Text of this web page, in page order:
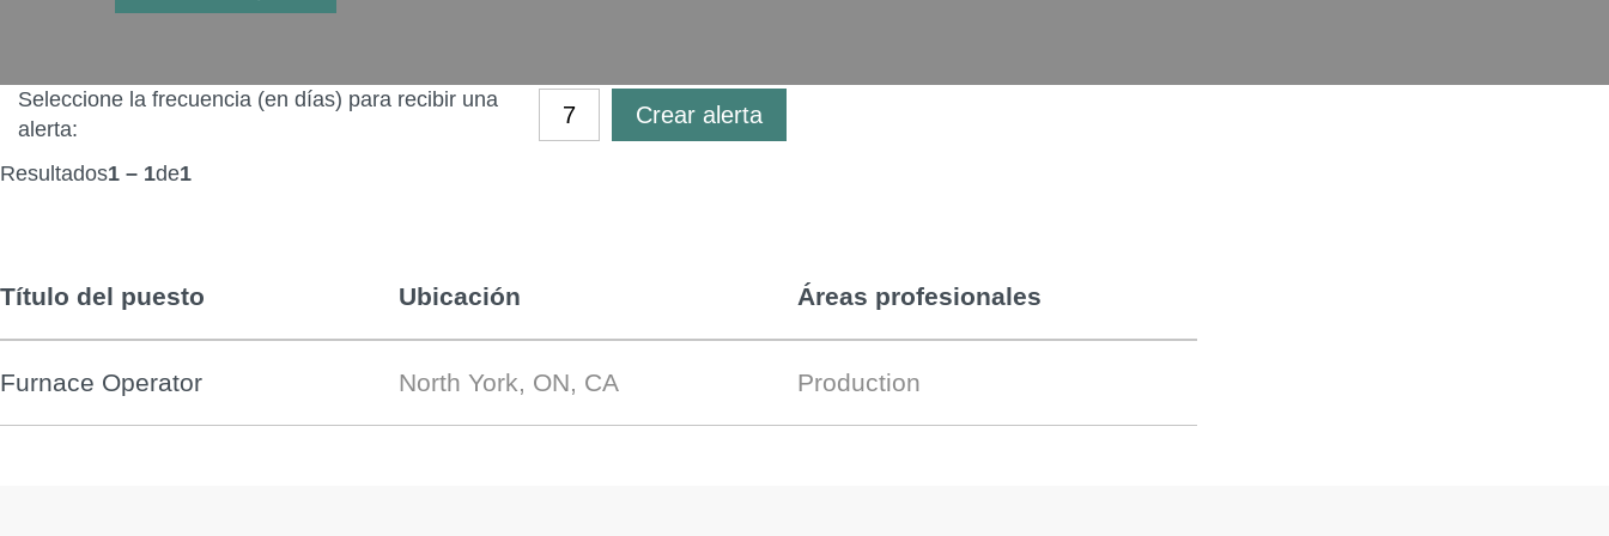
Seleccione la frecuencia (en días) para recibir una
alerta:
Crear alerta
Resultados1 – 1de1
Título del puesto Ubicación Áreas profesionales
Furnace Operator North York, ON, CA Production